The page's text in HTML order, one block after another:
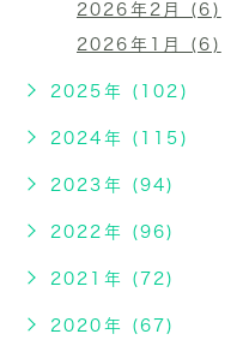
2026年2月 (6)
2026年1月 (6)
2025年 (102)
2024年 (115)
2023年 (94)
2022年 (96)
2021年 (72)
2020年 (67)